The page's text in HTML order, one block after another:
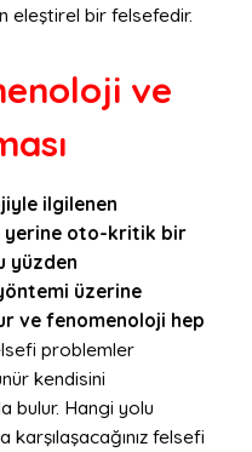
eleştirel bir felsefedir.
ve
ilgilenen
yerine oto-kritik bir
yüzden
üzerine
ve fenomenoloji hep
problemler
kendisini
bulur. Hangi yolu
karşılaşacağınız felsefi